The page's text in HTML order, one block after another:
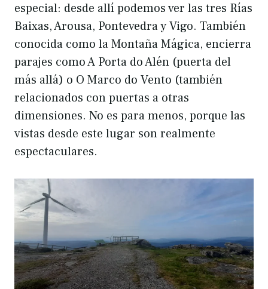
especial: desde allí podemos ver las tres Rías
Baixas, Arousa, Pontevedra y Vigo. También
conocida como la Montaña Mágica, encierra
parajes como A Porta do Alén (puerta del
más allá) o O Marco do Vento (también
relacionados con puertas a otras
dimensiones. No es para menos, porque las
vistas desde este lugar son realmente
espectaculares.